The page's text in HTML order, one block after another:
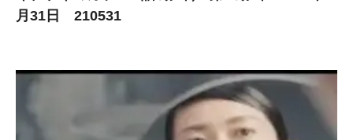
月31日 210531